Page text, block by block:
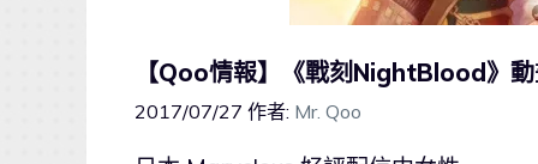
【Qoo情報】《戰刻NightBlood》
2017/07/27 作者: Mr. Qoo